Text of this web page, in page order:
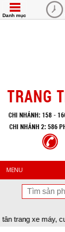
Danh mục
MENU
xe máy